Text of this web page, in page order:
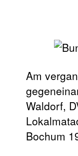
Am
Waldorf,
Bochum